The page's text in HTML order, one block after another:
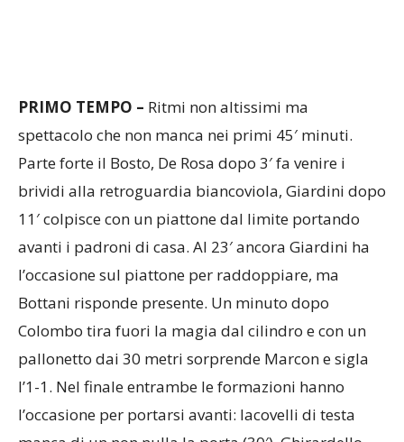
spettacolo che non manca nei primi 45′ minuti.
Parte forte il Bosto, De Rosa dopo 3′ fa venire i
brividi alla retroguardia biancoviola, Giardini dopo
11′ colpisce con un piattone dal limite portando
avanti i padroni di casa. Al 23′ ancora Giardini ha
l’occasione sul piattone per raddoppiare, ma
Bottani risponde presente. Un minuto dopo
Colombo tira fuori la magia dal cilindro e con un
pallonetto dai 30 metri sorprende Marcon e sigla
l’1-1. Nel finale entrambe le formazioni hanno
l’occasione per portarsi avanti: Iacovelli di testa
manca di un non nulla la porta (30′), Ghirardello